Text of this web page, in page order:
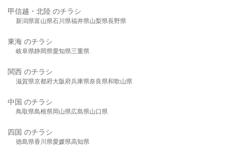
甲信越・北陸 のチラシ
新潟県富山県石川県福井県山梨県長野県
東海 のチラシ
岐阜県静岡県愛知県三重県
関西 のチラシ
滋賀県京都府大阪府兵庫県奈良県和歌山県
中国 のチラシ
鳥取県島根県岡山県広島県山口県
四国 のチラシ
徳島県香川県愛媛県高知県